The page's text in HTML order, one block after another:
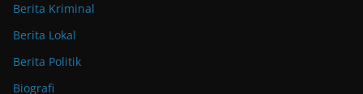
Berita Kriminal
Berita Lokal
Berita Politik
Biografi